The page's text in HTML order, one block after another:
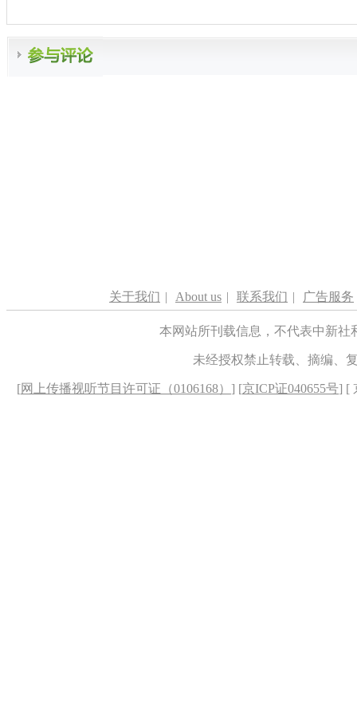
关于我们 | About us | 联系我们 | 广告服务
本网站所刊载信息，不代表中新
未经授权禁止转载、摘编、
[网上传播视听节目许可证（0106168） ] [京ICP证040655号] [